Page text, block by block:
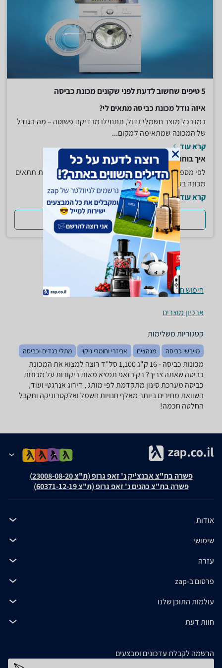
5 טיפים שחשוב לדעת לפני שקונים מכונת כביסה
איזה גודל מכונת כביסה מתאים לי?
כמו בכל מוצר חשמלי גדול, תתחילו מבדיקה פשוטה – מה הגודל
של המכונה שמתאימה למקום...
קרא עוד
איך בוחרים את הקיבולת של המכונה?
לפי מספר הנפשות שיש במשפחה. לבית עם 3 או 4 נפשות תתאים
מכונה בקיבולת של 5 או 6...
קרא עוד
למדריך המלא
חיפוש חנויות מכונות כביסה לפי עיר
ארכיון מוצרים
קטגוריות משלימות
מייבשי כביסה מגהצים אביזרי וחומרי ניקוי מתלי בגדים וכביסה
מכונות כביסה - ‏16 ‏ק"ג ‏1,100 ‏סל"ד רוצה למצוא את המכונת
כביסה שאתה צריך? רק בזאפ תמצא מאות ביקורות על מכונות
כביסה מערכת סינון מתקדמת לפי מותג , דירוג אנרגטי ועוד,
השוואת מחירים ביותר מאלף חנויות חשמל ואלקטרוניקה ותקבל
החלטה חכמה!
פשרה בת"צ אבנצ'יק נ' זאפ גרופ (ת"צ 23008-08-20)
פשרה בת"צ כהנים נ' זאפ גרופ (ת"צ 60371-12-19)
אודות
שימושי
עזרה
פרסום ב-zap
עולמות התוכן שלנו
חוות דעת
הרשמה לקבלת עדכונים ומבצעים